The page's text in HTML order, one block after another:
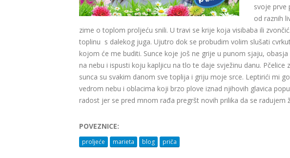
svoje prve
od raznih
zime o toplom proljeću snili. U travi se krije koja visibaba ili
toplinu s dalekog juga. Ujutro dok se probudim volim slušati
kojom će me buditi. Sunce koje još ne grije u punom sjaju,
na nebu i ispusti koju kapljicu na tlo te daje svježinu danu.
sunca su svakim danom sve toplija i griju moje srce. Leptirići mi
vedrom nebu i oblacima koji brzo plove iznad njihovih glavica
radost jer se pred mnom rađa pregršt novih prilika da se radujem
POVEZNICE:
proljeće marieta blog priča